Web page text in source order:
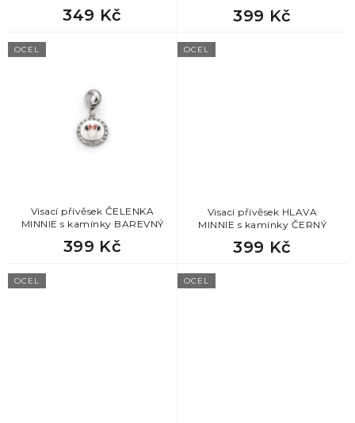
349 Kč 399 Kč
OCEL
Visací přívěsek ČELENKA
MINNIE s kamínky BAREVNÝ
399 Kč
OCEL
Visací přívěsek HLAVA
MINNIE s kamínky ČERNÝ
399 Kč
OCEL OCEL